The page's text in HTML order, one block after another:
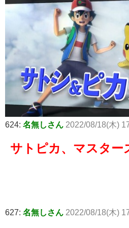
624: 名無しさん 2022/08/18(木)
サトピカ、マスター
627: 名無しさん 2022/08/18(木)